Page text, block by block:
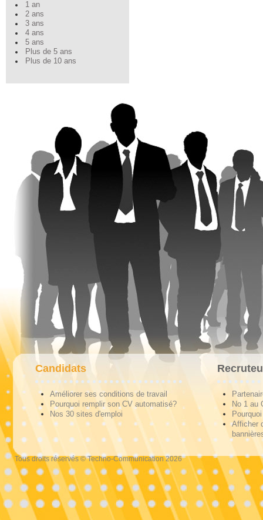
1 an
2 ans
3 ans
4 ans
5 ans
Plus de 5 ans
Plus de 10 ans
Candidats
Améliorer ses conditions de travail
Pourquoi remplir son CV automatisé?
Nos 30 sites d'emploi
No 1 au
Afficher
Tous droits réservés © Techno-Communication 2026